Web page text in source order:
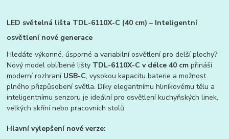
LED světelná lišta TDL-6110X-C (40 cm) – Inteligentní
osvětlení nové generace
Hledáte výkonné, úsporné a variabilní osvětlení pro delší plochy?
Nový model oblíbené lišty TDL-6110X-C v délce 40 cm přináší
moderní rozhraní USB-C, vysokou kapacitu baterie a možnost
plného přizpůsobení světla. Díky elegantnímu hliníkovému tělu a
inteligentnímu senzoru je ideální pro osvětlení kuchyňských linek,
velkých skříní nebo pracovních stolů.
Hlavní vylepšení nové verze: